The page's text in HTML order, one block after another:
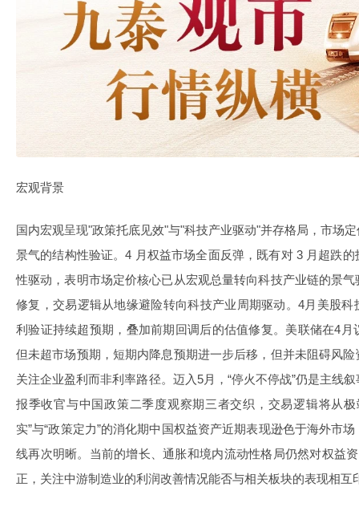
宏观背景
国内宏观呈现"政策托底见效"与"科技产业驱动"并存格局，市场
景气的结构性验证。4 月权益市场全面反弹，既有对 3 月超跌
性驱动，表明市场定价核心已从宏观总量转向科技产业链的景
修复，交易逻辑从地缘避险转向科技产业周期驱动。4月美股
利验证持续超预期，叠加前期回调后的估值修复。美联储在4
但未超市场预期，短期内降息预期进一步后移，但并未阻碍风
关注企业盈利而非利率路径。迈入5月，“停火不停战”仍是主线
报季收官与中国政策二季度观察期三者交织，交易逻辑将从
实”与“政策定力”的消化期中国权益资产近期表现逊色于海外市
线再次明晰。当前的增长、通胀和境内流动性格局仍然对权益
正，关注中游制造业的利润改善情况能否与相关板块的表现相互